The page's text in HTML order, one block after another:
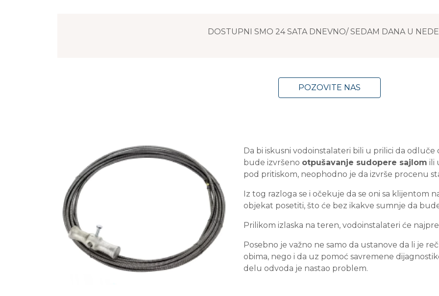
DOSTUPNI SMO 24 SATA DNEVNO/ SEDAM DANA U
POZOVITE NAS
Da bi iskusni vodoinstalateri bili u prilici da
bude izvršeno otpušavanje sudopere sajlom ili
pod pritiskom, neophodno je da izvrše procenu
Iz tog razloga se i očekuje da se oni sa klijentom
objekat posetiti, što će bez ikakve sumnje da
Prilikom izlaska na teren, vodoinstalateri će
Posebno je važno ne samo da ustanove da li je
obima, nego i da uz pomoć savremene
delu odvoda je nastao problem.